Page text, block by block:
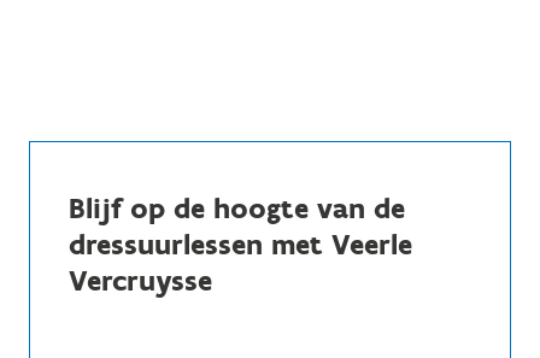
Blijf op de hoogte van de
dressuurlessen met Veerle
Vercruysse